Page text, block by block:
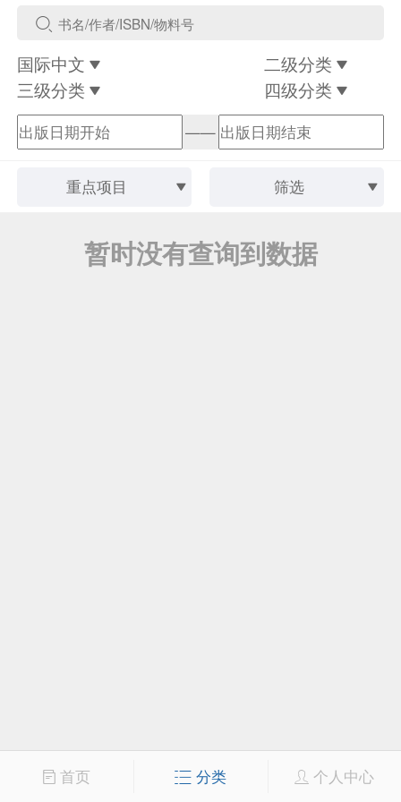
国际中文
二级分类
三级分类
四级分类
——
重点项目 筛选
暂时没有查询到数据
首页 分类 个人中心